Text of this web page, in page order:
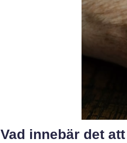
Vad innebär det